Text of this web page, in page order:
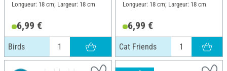
Longueur: 18 cm; Largeur: 18 cm
6,99 €
Birds
Longueur: 18 cm; Largeur: 18 cm
6,99 €
Cat Friends